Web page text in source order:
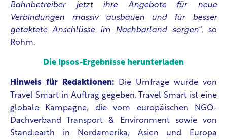
Bahnbetreiber jetzt ihre Angebote für neue
Verbindungen massiv ausbauen und für besser
getaktete Anschlüsse im Nachbarland sorgen“, so
Rohm.
Die Ipsos-Ergebnisse herunterladen
Hinweis für Redaktionen: Die Umfrage wurde von
Travel Smart in Auftrag gegeben. Travel Smart ist eine
globale Kampagne, die vom europäischen NGO-
Dachverband Transport & Environment sowie von
Stand.earth in Nordamerika, Asien und Europa